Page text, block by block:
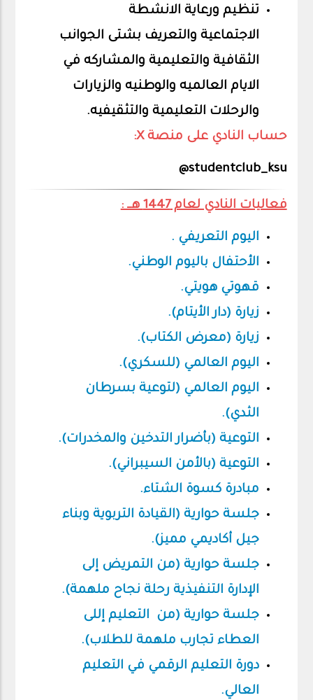
تنظيم ورعاية الانشطة
الاجتماعية والتعريف بشتى الجوانب
الثقافية والتعليمية والمشاركه في
الايام العالميه والوطنيه والزيارات
والرحلات التعليمية والتثقيفيه.
حساب النادي على منصة X:
studentclub_ksu@
فعاليات النادي لعام 1447 هــ :
اليوم التعريفي .
الأحتفال باليوم الوطني.
قهوتي هويتي.
زيارة (دار الأيتام).
زيارة (معرض الكتاب).
اليوم العالمي (للسكري).
اليوم العالمي (لتوعية بسرطان
الثدي).
التوعية (بأضرار التدخين والمخدرات).
التوعية (بالأمن السيبراني).
مبادرة كسوة الشتاء.
جلسة حوارية (القيادة التربوية وبناء
جيل أكاديمي مميز).
جلسة حوارية (من التمريض إلى
الإدارة التنفيذية رحلة نجاح ملهمة).
جلسة حوارية (من التعليم إللى
العطاء تجارب ملهمة للطلاب).
دورة التعليم الرقمي في التعليم
العالي.